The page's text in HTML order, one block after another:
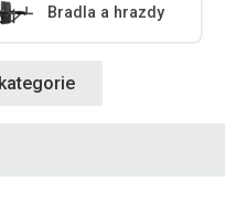
Bradla a hrazdy